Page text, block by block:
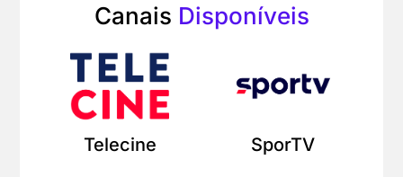
Canais Disponíveis
Telecine SporTV